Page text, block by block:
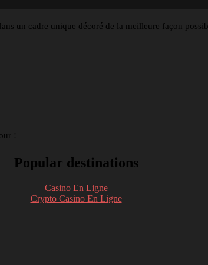
un cadre unique décoré de la meilleure façon
!
Popular destinations
Casino En Ligne
Crypto Casino En Ligne